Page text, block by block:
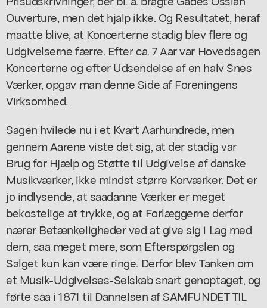
Ouverture, men det hjalp ikke. Og Resultatet, heraf
maatte blive, at Koncerterne stadig blev flere og
Udgivelserne færre. Efter ca. 7 Aar var Hovedsagen
Koncerterne og efter Udsendelse af en halv Snes
Værker, opgav man denne Side af Foreningens
Virksomhed.
Sagen hvilede nu i et Kvart Aarhundrede, men
gennem Aarene viste det sig, at der stadig var
Brug for Hjælp og Støtte til Udgivelse af danske
Musikværker, ikke mindst større Korværker. Det er
jo indlysende, at saadanne Værker er meget
bekostelige at trykke, og at Forlæggerne derfor
nærer Betænkeligheder ved at give sig i Lag med
dem, saa meget mere, som Efterspørgslen og
Salget kun kan være ringe. Derfor blev Tanken om
et Musik-Udgivelses-Selskab snart genoptaget, og
førte saa i 1871 til Dannelsen af SAMFUNDET TIL